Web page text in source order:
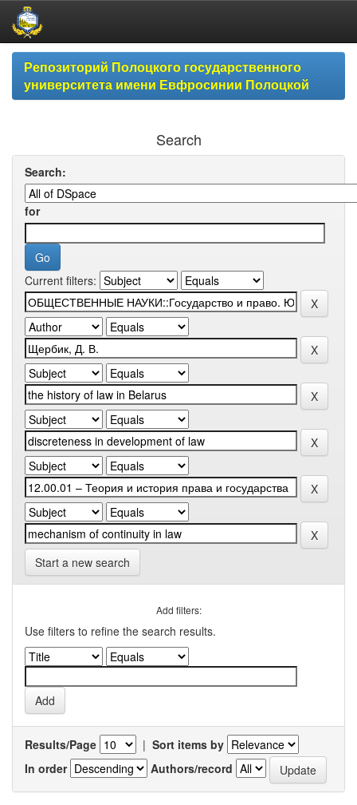
Skip
navigationРепозиторий Полоцкого государственного
университета имени Евфросинии Полоцкой
Search
Search:
for
Current filters:
Start a new search
Add filters:
Use filters to refine the search results.
Results/Page | Sort items by
In order
Authors/record